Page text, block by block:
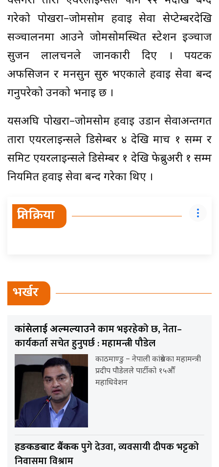
गरेको पोखरा–जोमसोम हवाई सेवा सेप्टेम्बरदेखि
सञ्चालनमा आउने जोमसोमस्थित स्टेशन इञ्चार्ज
सुजन लालचनले जानकारी दिए । पर्यटक
अफसिजन र मनसुन सुरु भएकाले हवाई सेवा बन्द
गर्नुपरेको उनको भनाइ छ ।
यसअघि पोखरा–जोमसोम हवाई उडान सेवाअन्तर्गत
तारा एयरलाइन्सले डिसेम्बर ४ देखि मार्च १ सम्म र
समिट एयरलाइन्सले डिसेम्बर १ देखि फेब्रुअरी १ सम्म
नियमित हवाई सेवा बन्द गरेका थिए ।
प्रतिक्रिया
भर्खर
कांग्रेसलाई अल्मल्याउनेकाम भइरहेको छ, नेता–
कार्यकर्ता सचेत हुनुपर्छ : महामन्त्री पौडेल
काठमाण्डु – नेपाली कांग्रेसका महामन्त्री
प्रदीप पौडेलले पार्टीको १५औँ
महाधिवेशन
हङकङबाट बैंककपुगे देउवा, व्यवसायी दीपक भट्टको
निवासमा विश्राम